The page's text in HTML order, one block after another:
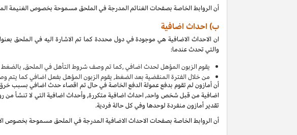
أن الروابط الخاصة بصفحات الغنائم المدرجة في الملحق مسموحة بخصوص الغنيمة
ب) احداث اضافية
ان الاحداث الاضافية هي موجودة في دول محددة كما تم الاشارة اليه في الملحق
والتي تحدث عندما:
يقوم الزبون المؤهل لحدث اضافي ,كما تم وصف شروط التأهل في الملحق,
منخلال الفترة المنقضية بعد الضغط, يقوم الزبون المؤهل بفعل اضافي كما يتم
أن أمازون لم تقوم بدفع عمولة الدفع الخاصة في حال تم اقصاء حدث اضافي بسبب خرق
اضافية من قبل شخص واحد, احداث اضافية متكررة, وأحداث اضافية التي لا تنشأ من
تقدير أمازون منفردة لوحدها وفي كل حالة فردية.
أن الروابط الخاصة بصفحات الاحداث الاضافية المدرجة في الملحق مسموحة بخصوص